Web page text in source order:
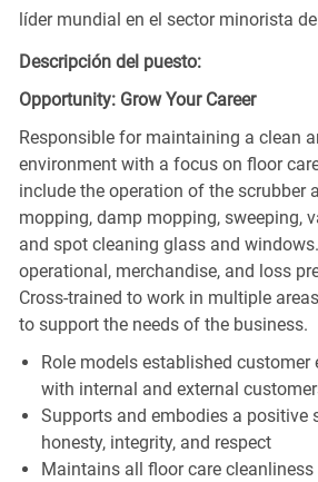
líder mundial en el sector minorista
Descripción del puesto:
Opportunity: Grow Your Career
Responsible for maintaining a clean
environment with a focus on floor
include the operation of the scrubber
mopping, damp mopping, sweeping,
and spot cleaning glass and
operational, merchandise, and loss
Cross-trained to work in multiple
to support the needs of the business.
Role models established customer
with internal and external
Supports and embodies a positive
honesty, integrity, and respect
Maintains all floor care